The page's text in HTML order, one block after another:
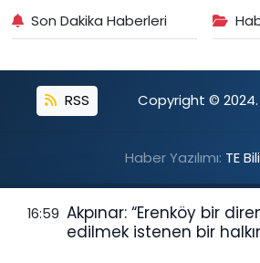
Son Dakika Haberleri
RSS Copyright © 2024.
Haber Yazılımı: TE
16:59 Akpınar: “Erenköy bir
edilmek istenen bir